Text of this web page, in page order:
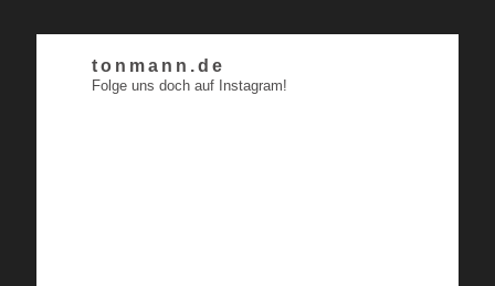
tonmann.de
Folge uns doch auf Instagram!